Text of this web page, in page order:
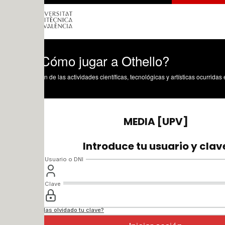
jugar a Othello?
de las actividades científicas, tecnológicas y artísticas ocurridas en los tres